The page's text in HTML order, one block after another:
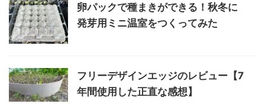
卵パックで種まきができる！秋冬に
発芽用ミニ温室をつくってみた
フリーデザインエッジのレビュー【7
年間使用した正直な感想】